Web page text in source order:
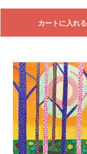
カートに入れる